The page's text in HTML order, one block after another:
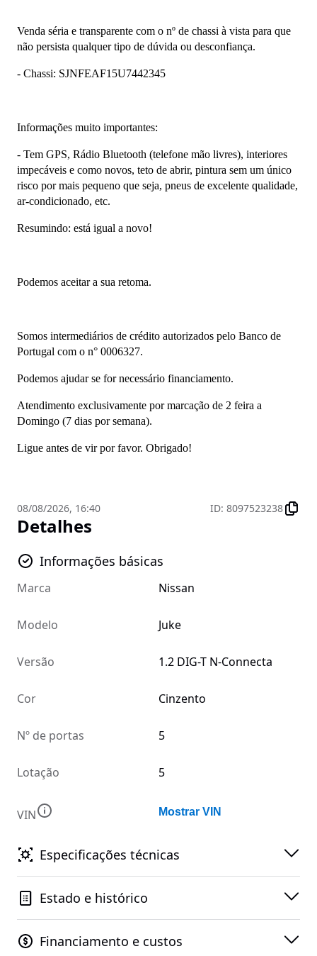
Venda séria e transparente com o nº de chassi à vista para que
não persista qualquer tipo de dúvida ou desconfiança.
- Chassi: SJNFEAF15U7442345
Informações muito importantes:
- Tem GPS, Rádio Bluetooth (telefone mão livres), interiores
impecáveis e como novos, teto de abrir, pintura sem um único
risco por mais pequeno que seja, pneus de excelente qualidade,
ar-condicionado, etc.
Resumindo: está igual a novo!
Podemos aceitar a sua retoma.
Somos intermediários de crédito autorizados pelo Banco de
Portugal com o n° 0006327.
Podemos ajudar se for necessário financiamento.
Atendimento exclusivamente por marcação de 2 feira a
Domingo (7 dias por semana).
Ligue antes de vir por favor. Obrigado!
08/08/2026, 16:40 ID: 8097523238
Detalhes
Informações básicas
Marca Nissan
Modelo Juke
Versão 1.2 DIG-T N-Connecta
Cor Cinzento
Nº de portas 5
Lotação 5
VIN Mostrar VIN
Especificações técnicas
Estado e histórico
Financiamento e custos